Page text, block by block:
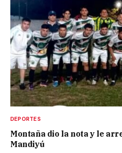
DEPORTES
Montaña dio la nota y le
Mandiyú